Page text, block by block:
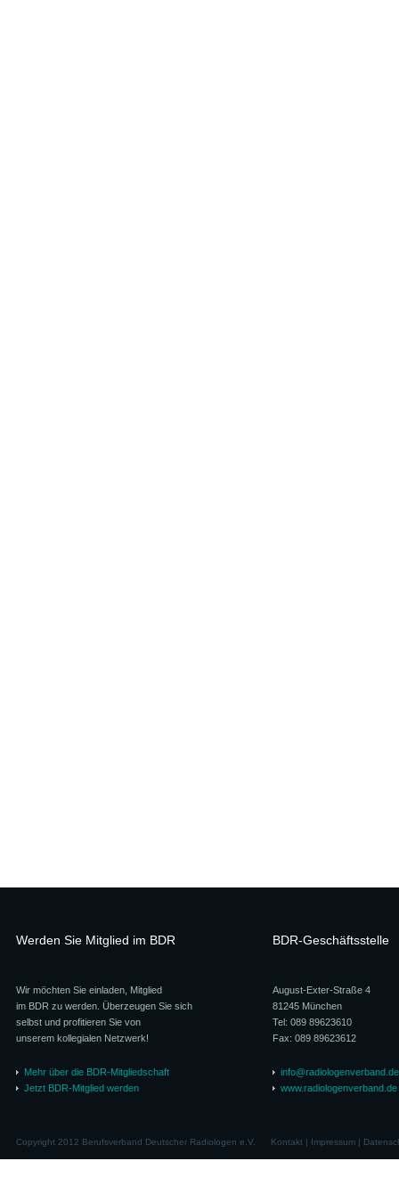
Werden Sie Mitglied im BDR
Wir möchten Sie einladen, Mitglied
im BDR zu werden. Überzeugen Sie sich
selbst und profitieren Sie von
unserem kollegialen Netzwerk!
Mehr über die BDR-Mitgliedschaft
Jetzt BDR-Mitglied werden
BDR-Geschäftsstelle
August-Exter-Straße 4
81245 München
Tel: 089 89623610
Fax: 089 89623612
info@radiologenverband.de
www.radiologenverband.de
Copyright 2012 Berufsverband Deutscher Radiologen e.V. Kontakt| Impressum|